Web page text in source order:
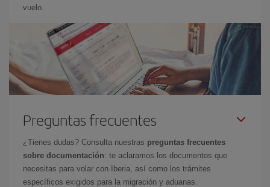
vuelo.
Preguntas frecuentes
¿Tienes dudas? Consulta nuestras preguntas frecuentes
sobre documentación: te aclaramos los documentos que
necesitas para volar con Iberia, así como los trámites
específicos exigidos para la migración y aduanas.